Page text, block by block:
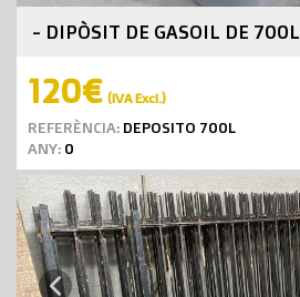
- DIPÒSIT DE GASOIL DE 700L
120€ (IVA Excl.)
REFERÈNCIA: DEPOSITO 700L
ANY: 0
Previous